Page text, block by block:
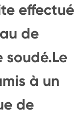
effectué
de
soudé.Le
à un
de